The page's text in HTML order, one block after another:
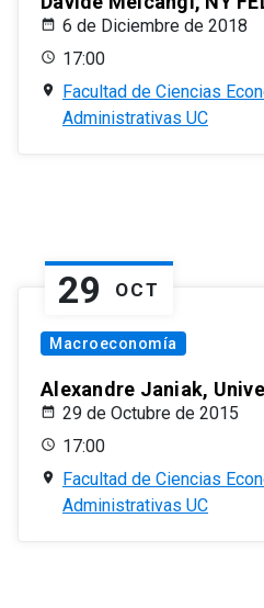
6 de Diciembre de 2018
17:00
Facultad de Ciencias
Administrativas UC
29 OCT
Macroeconomía
Alexandre Janiak,
29 de Octubre de 2015
17:00
Facultad de Ciencias
Administrativas UC